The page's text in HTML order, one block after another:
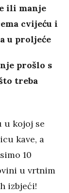
ili manje
cvijeću i
u proljeće
prošlo s
treba
u kojoj se
kave, a
10
u vrtnim
izbjeći!